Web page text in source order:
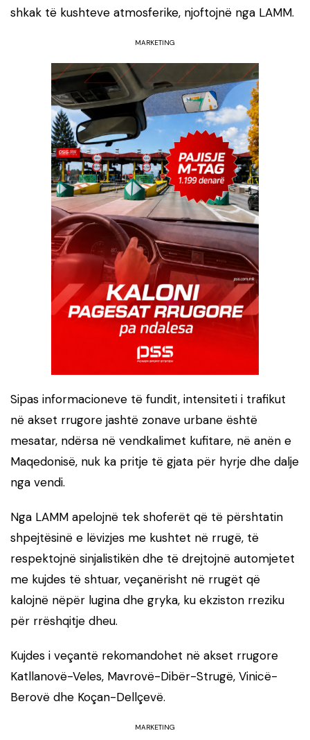
shkak të kushteve atmosferike, njoftojnë nga LAMM.
MARKETING
Sipas informacioneve të fundit, intensiteti i trafikut
në akset rrugore jashtë zonave urbane është
mesatar, ndërsa në vendkalimet kufitare, në anën e
Maqedonisë, nuk ka pritje të gjata për hyrje dhe dalje
nga vendi.
Nga LAMM apelojnë tek shoferët që të përshtatin
shpejtësinë e lëvizjes me kushtet në rrugë, të
respektojnë sinjalistikën dhe të drejtojnë automjetet
me kujdes të shtuar, veçanërisht në rrugët që
kalojnë nëpër lugina dhe gryka, ku ekziston rreziku
për rrëshqitje dheu.
Kujdes i veçantë rekomandohet në akset rrugore
Katllanovë-Veles, Mavrovë-Dibër-Strugë, Vinicë-
Berovë dhe Koçan-Dellçevë.
MARKETING